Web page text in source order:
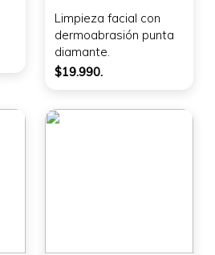
Limpieza facial con
dermoabrasión punta
diamante.
$19.990.